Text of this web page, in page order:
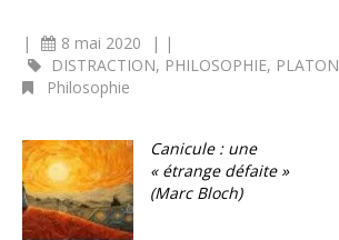
| 8 mai 2020 | |
DISTRACTION, PHILOSOPHIE, PLATON
Philosophie
Canicule : une
« étrange défaite »
(Marc Bloch)